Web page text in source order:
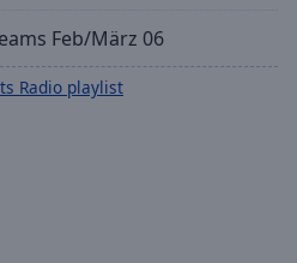
Feb/März 06
Radio playlist